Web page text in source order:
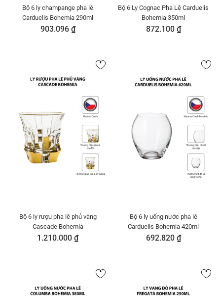
Bộ 6 ly champange pha lê
Carduelis Bohemia 290ml
903.096 ₫
Bộ 6 Ly Cognac Pha Lê Carduelis
Bohemia 350ml
872.100 ₫
Bộ 6 ly rượu pha lê phủ vàng
Cascade Bohemia
1.210.000 ₫
Bộ 6 ly uống nước pha lê
Carduelis Bohemia 420ml
692.820 ₫